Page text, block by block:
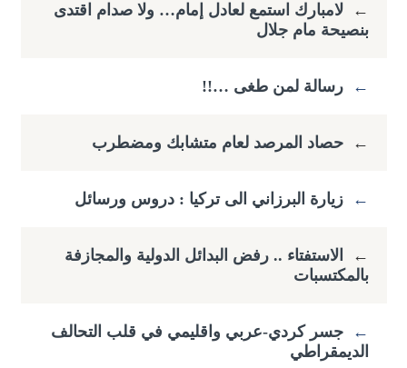
←
لامبارك استمع لعادل إمام… ولا صدام اقتدى
بنصيحة مام جلال
← رسالة لمن طغى …!!
← حصاد المرصد لعام متشابك ومضطرب
← زيارة البرزاني الى تركيا : دروس ورسائل
←
الاستفتاء .. رفض البدائل الدولية والمجازفة
بالمكتسبات
←
جسر كردي-عربي واقليمي في قلب التحالف
الديمقراطي